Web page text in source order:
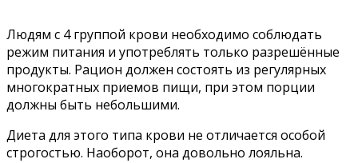
Людям с 4 группой крови необходимо соблюдать
режим питания и употреблять только разрешённые
продукты. Рацион должен состоять из регулярных
многократных приемов пищи, при этом порции
должны быть небольшими.
Диета для этого типа крови не отличается особой
строгостью. Наоборот, она довольно лояльна.